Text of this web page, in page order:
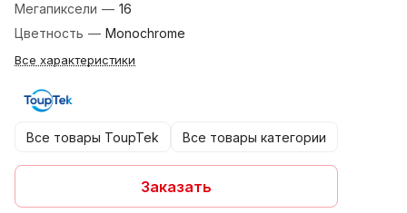
Мегапиксели — 16
Цветность — Monochrome
Все характеристики
Все товары ToupTek Все товары категории
Заказать